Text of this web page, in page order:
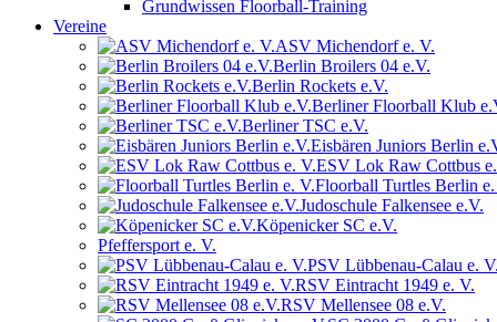
Grundwissen Floorball-Training
Vereine
ASV Michendorf e. V.
Berlin Broilers 04 e.V.
Berlin Rockets e.V.
Berliner Floorball Klub
Berliner TSC e.V.
Eisbären Juniors Berlin
ESV Lok Raw Cottbus
Floorball Turtles Berlin
Judoschule Falkensee e.V.
Köpenicker SC e.V.
Pfeffersport e. V.
PSV Lübbenau-Calau e. V.
RSV Eintracht 1949 e. V.
RSV Mellensee 08 e.V.